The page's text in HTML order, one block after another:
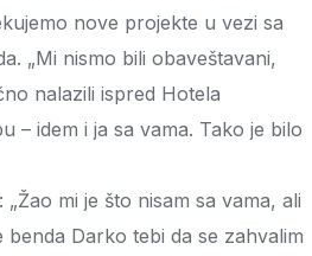
nove projekte u vezi sa
„Mi nismo bili obaveštavani,
nalazili ispred Hotela
– idem i ja sa vama. Tako je bilo
mi je što nisam sa vama, ali
Darko tebi da se zahvalim